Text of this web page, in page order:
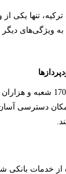
تنها یکی
ویژگی‌های دیگر
زراعت بانک دارای بیش از
دسترسی
از خدمات